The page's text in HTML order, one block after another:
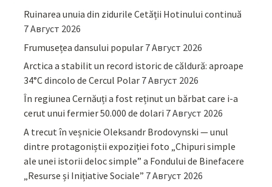
Ruinarea unuia din zidurile Cetății Hotinului continuă
7 Август 2026
Frumusețea dansului popular 7 Август 2026
Arctica a stabilit un record istoric de căldură: aproape
34°C dincolo de Cercul Polar 7 Август 2026
În regiunea Cernăuți a fost reținut un bărbat care i-a
cerut unui fermier 50.000 de dolari 7 Август 2026
A trecut în veșnicie Oleksandr Brodovynski — unul
dintre protagoniștii expoziției foto „Chipuri simple
ale unei istorii deloc simple” a Fondului de Binefacere
„Resurse și Inițiative Sociale” 7 Август 2026